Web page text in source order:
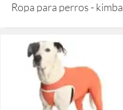
Ropa para perros - kimba